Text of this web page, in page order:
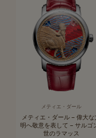
メティエ・ダール
メティエ・ダール – 偉大な
明へ敬意を表して – サルゴ
世のラマッス